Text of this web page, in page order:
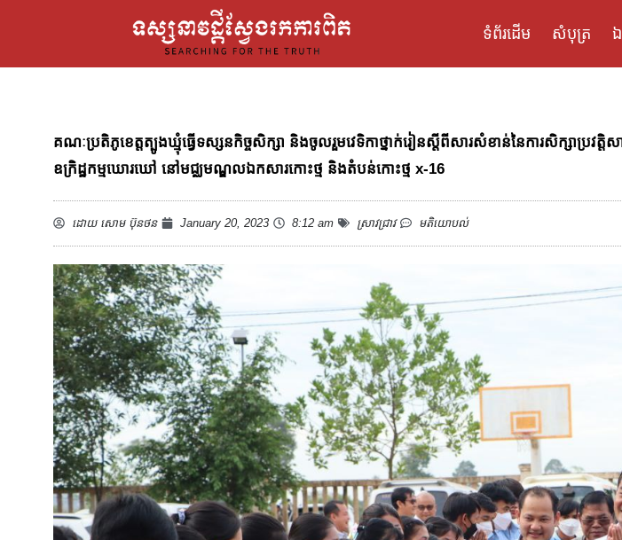
ទំព័រដើម សំបុត្រ
គណៈប្រតិភូខេត្តត្បូងឃ្មុំធ្វើទស្សនកិច្ចសិក្សា និងចូលរួមវេទិកាថ្នាក់រៀនស្ដីពីសារសំខាន់នៃការសិក្សាប្រវ
ឧក្រិដ្ឋកម្មឃោរឃៅ នៅមជ្ឈមណ្ឌលឯកសារកោះថ្ម និងតំបន់កោះថ្ម x-16
ដោយសោម ប៊ុនថន January 20, 2023 8:12 am ស្រាវជ្រាវ មតិយោបល់